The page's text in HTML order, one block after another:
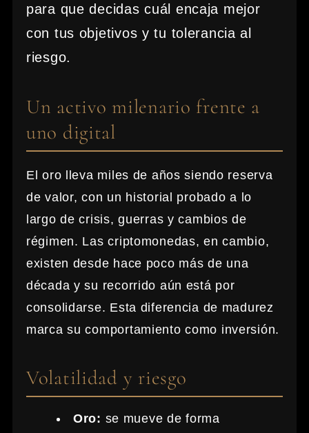
para que decidas cuál encaja mejor
con tus objetivos y tu tolerancia al
riesgo.
Un activo milenario frente a
uno digital
El oro lleva miles de años siendo reserva
de valor, con un historial probado a lo
largo de crisis, guerras y cambios de
régimen. Las criptomonedas, en cambio,
existen desde hace poco más de una
década y su recorrido aún está por
consolidarse. Esta diferencia de madurez
marca su comportamiento como inversión.
Volatilidad y riesgo
Oro: se mueve de forma